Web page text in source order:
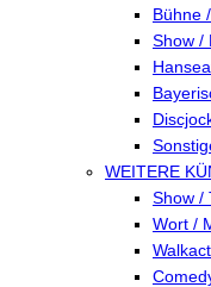
Bühne
Show /
WEITERE
Show /
Wort /